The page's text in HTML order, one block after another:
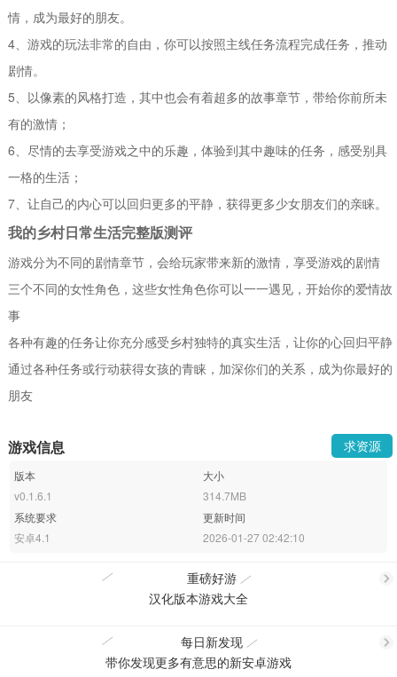
情，成为最好的朋友。
4、游戏的玩法非常的自由，你可以按照主线任务流程完成任务，推动
剧情。
5、以像素的风格打造，其中也会有着超多的故事章节，带给你前所未
有的激情；
6、尽情的去享受游戏之中的乐趣，体验到其中趣味的任务，感受别具
一格的生活；
7、让自己的内心可以回归更多的平静，获得更多少女朋友们的亲睐。
我的乡村日常生活完整版测评
游戏分为不同的剧情章节，会给玩家带来新的激情，享受游戏的剧情
三个不同的女性角色，这些女性角色你可以一一遇见，开始你的爱情故
事
各种有趣的任务让你充分感受乡村独特的真实生活，让你的心回归平静
通过各种任务或行动获得女孩的青睐，加深你们的关系，成为你最好的
朋友
游戏信息 求资源
版本
v0.1.6.1
大小
314.7MB
系统要求
安卓4.1
更新时间
2026-01-27 02:42:10
重磅好游
汉化版本游戏大全
每日新发现
带你发现更多有意思的新安卓游戏